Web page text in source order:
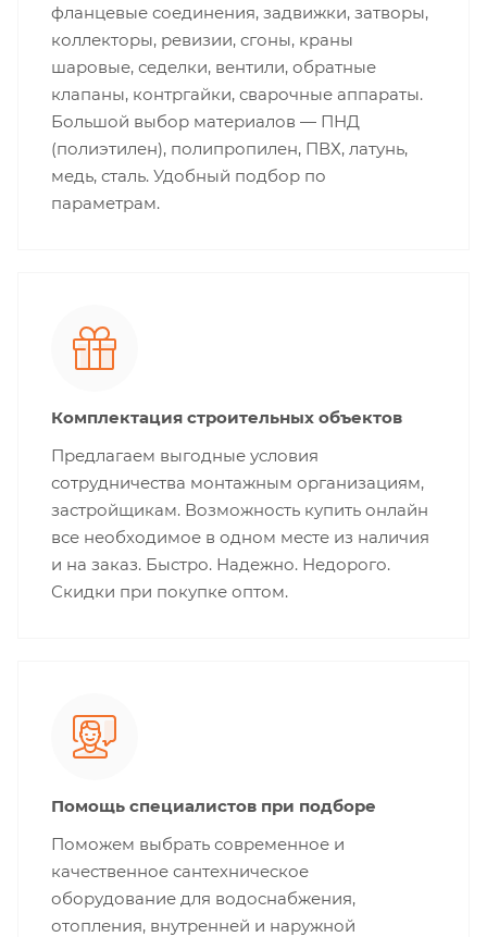
фланцевые соединения, задвижки, затворы,
коллекторы, ревизии, сгоны, краны
шаровые, седелки, вентили, обратные
клапаны, контргайки, сварочные аппараты.
Большой выбор материалов — ПНД
(полиэтилен), полипропилен, ПВХ, латунь,
медь, сталь. Удобный подбор по
параметрам.
Комплектация строительных объектов
Предлагаем выгодные условия
сотрудничества монтажным организациям,
застройщикам. Возможность купить онлайн
все необходимое в одном месте из наличия
и на заказ. Быстро. Надежно. Недорого.
Скидки при покупке оптом.
Помощь специалистов при подборе
Поможем выбрать современное и
качественное сантехническое
оборудование для водоснабжения,
отопления, внутренней и наружной